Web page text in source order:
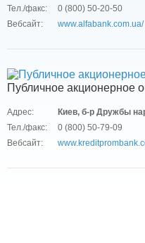
Тел./факс:
0 (800) 50-20-50
Вебсайт:
www.alfabank.com.ua/
Публичное акционерное
Адрес:
Киев, б-р Дружбы
Тел./факс:
0 (800) 50-79-09
Вебсайт: